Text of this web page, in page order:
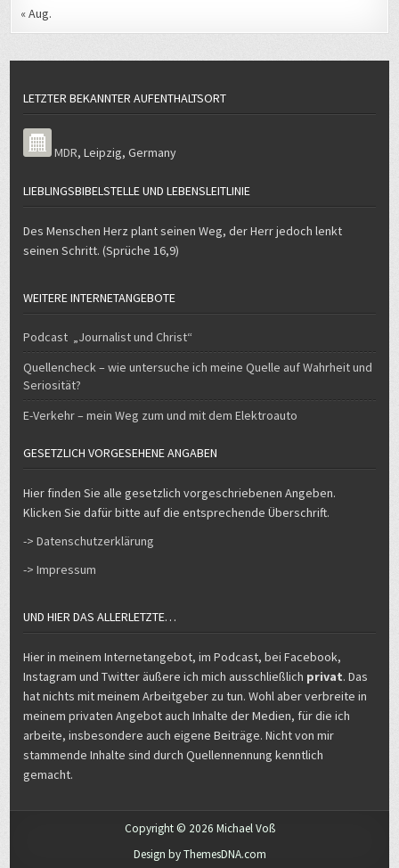
« Aug.
LETZTER BEKANNTER AUFENTHALTSORT
MDR,Leipzig,Germany
LIEBLINGSBIBELSTELLE UND LEBENSLEITLINIE
Des Menschen Herz plant seinen Weg, der Herr jedoch lenkt
seinen Schritt. (Sprüche 16,9)
WEITERE INTERNETANGEBOTE
Podcast „Journalist und Christ“
Quellencheck – wie untersuche ich meine Quelle auf Wahrheit und
Seriosität?
E-Verkehr – mein Weg zum und mit dem Elektroauto
GESETZLICH VORGESEHENE ANGABEN
Hier finden Sie alle gesetzlich vorgeschriebenen Angeben.
Klicken Sie dafür bitte auf die entsprechende Überschrift.
-> Datenschutzerklärung
-> Impressum
UND HIER DAS ALLERLETZTE…
Hier in meinem Internetangebot, im Podcast, bei Facebook,
Instagram und Twitter äußere ich mich ausschließlich privat. Das
hat nichts mit meinem Arbeitgeber zu tun. Wohl aber verbreite in
meinem privaten Angebot auch Inhalte der Medien, für die ich
arbeite, insbesondere auch eigene Beiträge. Nicht von mir
stammende Inhalte sind durch Quellennennung kenntlich
gemacht.
Copyright © 2026 Michael Voß
Design by ThemesDNA.com